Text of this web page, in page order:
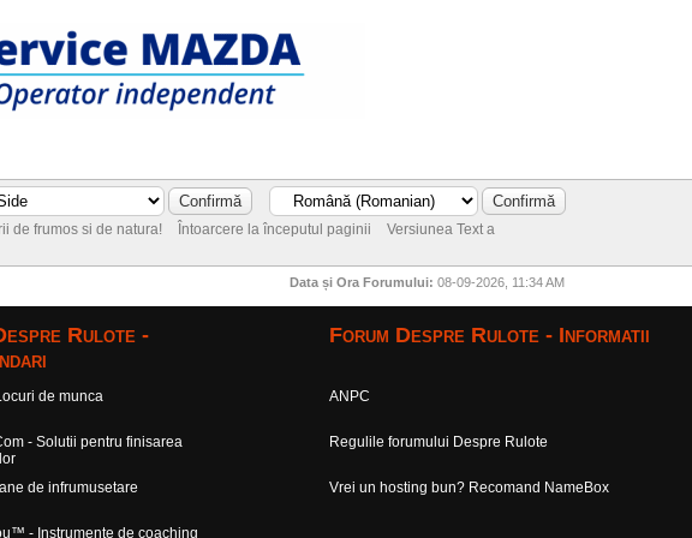
de frumos si de natura! Întoarcere la începutul paginii
Versiunea Text a
Data și Ora Forumului: 08-09-2026, 11:34 AM
Rulote -
de munca
- Solutii pentru finisarea
de infrumusetare
- Instrumente de coaching
Forum Despre Rulote - Informatii
ANPC
Regulile forumului Despre Rulote
Vrei un hosting bun? Recomand NameBox